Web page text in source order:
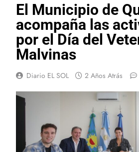
El Municipio de
acompaña las
por el Día del
Malvinas
Diario EL SOL 2 Años Atrás